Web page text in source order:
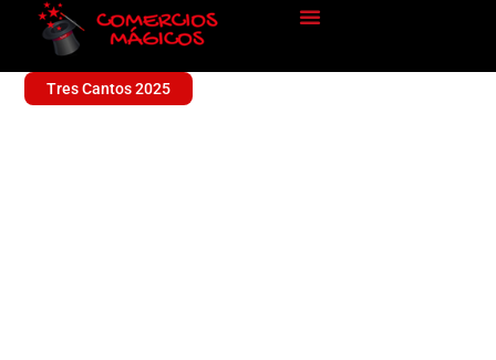
Tres Cantos 2025